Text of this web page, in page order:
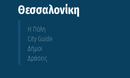
Θεσσαλονίκη
Η Πόλη
City Guide
Δήμοι
Δράσεις